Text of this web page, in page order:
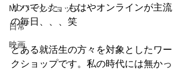
MCワークショップ
日常
映画
リハでした、もはやオンラインが主流
の毎日、、、笑
とある就活生の方々を対象としたワー
クショップです。私の時代には無かっ